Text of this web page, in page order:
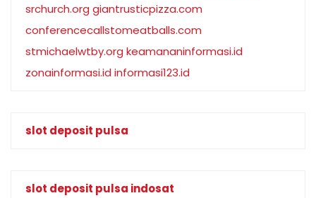
srchurch.org giantrusticpizza.com
conferencecallstomeatballs.com
stmichaelwtby.org keamananinformasi.id
zonainformasi.id informasi123.id
slot deposit pulsa
slot deposit pulsa indosat